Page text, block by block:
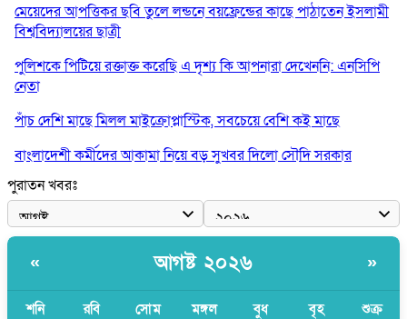
মেয়েদের আপত্তিকর ছবি তুলে লন্ডনে বয়ফ্রেন্ডের কাছে পাঠাতেন ইসলামী
বিশ্ববিদ্যালয়ের ছাত্রী
পুলিশকে পিটিয়ে রক্তাক্ত করেছি এ দৃশ্য কি আপনারা দেখেননি: এনসিপি
নেতা
পাঁচ দেশি মাছে মিলল মাইক্রোপ্লাস্টিক, সবচেয়ে বেশি কই মাছে
বাংলাদেশী কর্মীদের আকামা নিয়ে বড় সুখবর দিলো সৌদি সরকার
ভারতের পূর্ব সীমান্তে এখন ‘আরেকটি পাকিস্তান’ গড়ে উঠেছে: সজীব
ওয়াজেদ জয়
যে ডকুমেন্টারিতে আবু সাঈদের ছবি নেই, সেটা কোনো ডকুমেন্টারি নয়:
ভারপ্রাপ্ত রাষ্ট্রপতি
পুরাতন খবরঃ
« আগষ্ট ২০২৬ »
শনি রবি সোম মঙ্গল বুধ বৃহ শুক্র